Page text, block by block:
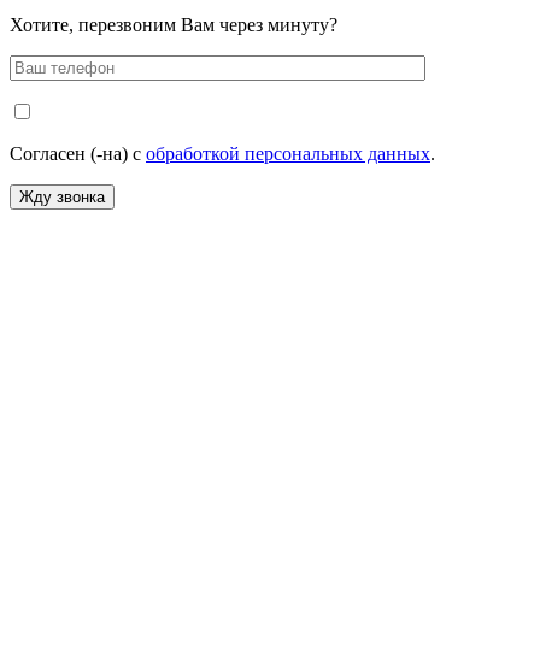
Хотите, перезвоним Вам через минуту?
Согласен (-на) с обработкой персональных данных.